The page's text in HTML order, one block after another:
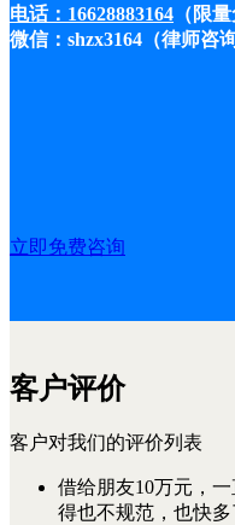
电话：16628883164 （限
微信：shzx3164（律师咨询
立即免费咨询
客户评价
客户对我们的评价列表
借给朋友10万元，
得也不规范，也快